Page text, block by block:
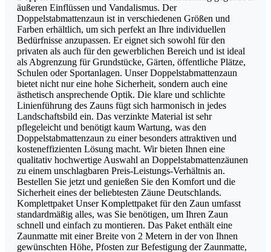
äußeren Einflüssen und Vandalismus. Der
Doppelstabmattenzaun ist in verschiedenen Größen und
Farben erhältlich, um sich perfekt an Ihre individuellen
Bedürfnisse anzupassen. Er eignet sich sowohl für den
privaten als auch für den gewerblichen Bereich und ist ideal
als Abgrenzung für Grundstücke, Gärten, öffentliche Plätze,
Schulen oder Sportanlagen. Unser Doppelstabmattenzaun
bietet nicht nur eine hohe Sicherheit, sondern auch eine
ästhetisch ansprechende Optik. Die klare und schlichte
Linienführung des Zauns fügt sich harmonisch in jedes
Landschaftsbild ein. Das verzinkte Material ist sehr
pflegeleicht und benötigt kaum Wartung, was den
Doppelstabmattenzaun zu einer besonders attraktiven und
kosteneffizienten Lösung macht. Wir bieten Ihnen eine
qualitativ hochwertige Auswahl an Doppelstabmattenzäunen
zu einem unschlagbaren Preis-Leistungs-Verhältnis an.
Bestellen Sie jetzt und genießen Sie den Komfort und die
Sicherheit eines der beliebtesten Zäune Deutschlands.
Komplettpaket Unser Komplettpaket für den Zaun umfasst
standardmäßig alles, was Sie benötigen, um Ihren Zaun
schnell und einfach zu montieren. Das Paket enthält eine
Zaunmatte mit einer Breite von 2 Metern in der von Ihnen
gewünschten Höhe, Pfosten zur Befestigung der Zaunmatte,